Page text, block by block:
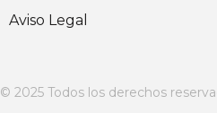
Aviso Legal
© 2025 Todos los derechos